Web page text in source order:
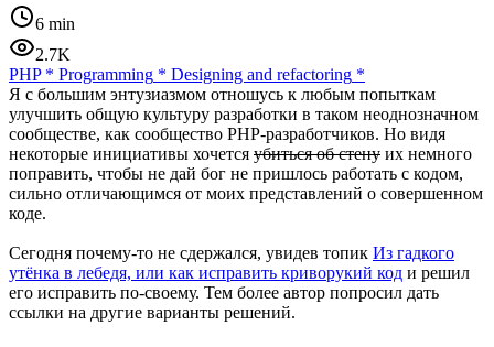
6 min
2.7K
PHP* Programming * Designing and refactoring *
Я с большим энтузиазмом отношусь к любым попыткам
улучшить общую культуру разработки в таком неоднозначном
сообществе, как сообщество PHP-разработчиков. Но видя
некоторые инициативы хочется убиться об стену их немного
поправить, чтобы не дай бог не пришлось работать с кодом,
сильно отличающимся от моих представлений о совершенном
коде.
Сегодня почему-то не сдержался, увидев топик Из гадкого
утёнка в лебедя, или как исправить криворукий код и решил
его исправить по-своему. Тем более автор попросил дать
ссылки на другие варианты решений.